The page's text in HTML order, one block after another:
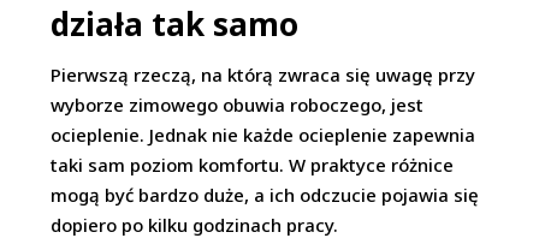
działa tak samo
Pierwszą rzeczą, na którą zwraca się uwagę przy
wyborze zimowego obuwia roboczego, jest
ocieplenie. Jednak nie każde ocieplenie zapewnia
taki sam poziom komfortu. W praktyce różnice
mogą być bardzo duże, a ich odczucie pojawia się
dopiero po kilku godzinach pracy.